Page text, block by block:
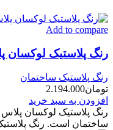
Add to compare
رنگ پلاستیک لوکسان
رنگ پلاستیک ساختمان
تومان2.194.000
افزودن به سبد خرید
رنگ پلاستیک لوکسان
ساختمان است. رنگ